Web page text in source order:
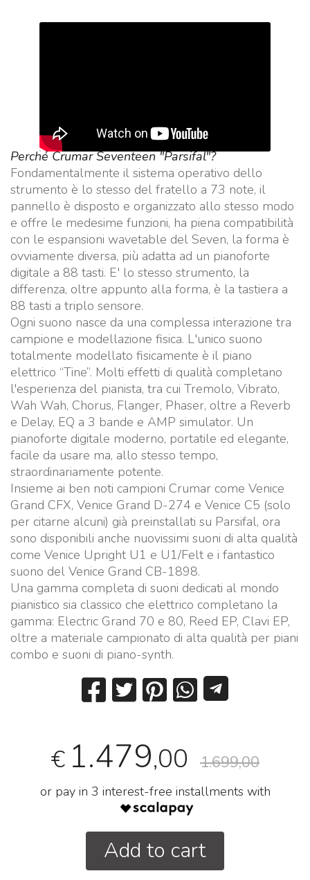
Perché Crumar Seventeen "Parsifal"?
Fondamentalmente il sistema operativo dello
strumento è lo stesso del fratello a 73 note, il
pannello è disposto e organizzato allo stesso modo
e offre le medesime funzioni, ha piena compatibilità
con le espansioni wavetable del Seven, la forma è
ovviamente diversa, più adatta ad un pianoforte
digitale a 88 tasti. E' lo stesso strumento, la
differenza, oltre appunto alla forma, è la tastiera a
88 tasti a triplo sensore.
Ogni suono nasce da una complessa interazione tra
campione e modellazione fisica. L'unico suono
totalmente modellato fisicamente è il piano
elettrico “Tine”. Molti effetti di qualità completano
l'esperienza del pianista, tra cui Tremolo, Vibrato,
Wah Wah, Chorus, Flanger, Phaser, oltre a Reverb
e Delay, EQ a 3 bande e AMP simulator. Un
pianoforte digitale moderno, portatile ed elegante,
facile da usare ma, allo stesso tempo,
straordinariamente potente.
Insieme ai ben noti campioni Crumar come Venice
Grand CFX, Venice Grand D-274 e Venice C5 (solo
per citarne alcuni) già preinstallati su Parsifal, ora
sono disponibili anche nuovissimi suoni di alta qualità
come Venice Upright U1 e U1/Felt e i fantastico
suono del Venice Grand CB-1898.
Una gamma completa di suoni dedicati al mondo
pianistico sia classico che elettrico completano la
gamma: Electric Grand 70 e 80, Reed EP, Clavi EP,
oltre a materiale campionato di alta qualità per piani
combo e suoni di piano-synth.
€ 1.479,00 1.699,00
or pay in 3 interest-free installments with
Add to cart